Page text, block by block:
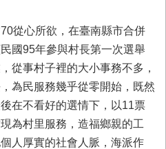
從心所欲，在臺南縣市合併
國95年參與村長第一次選舉
從事村子裡的大小事務不多，
為民服務幾乎從零開始，既然
在不看好的選情下，以11票
為村里服務，造福鄉親的工
人厚實的社會人脈，海派作